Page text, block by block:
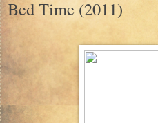
Bed Time (2011)